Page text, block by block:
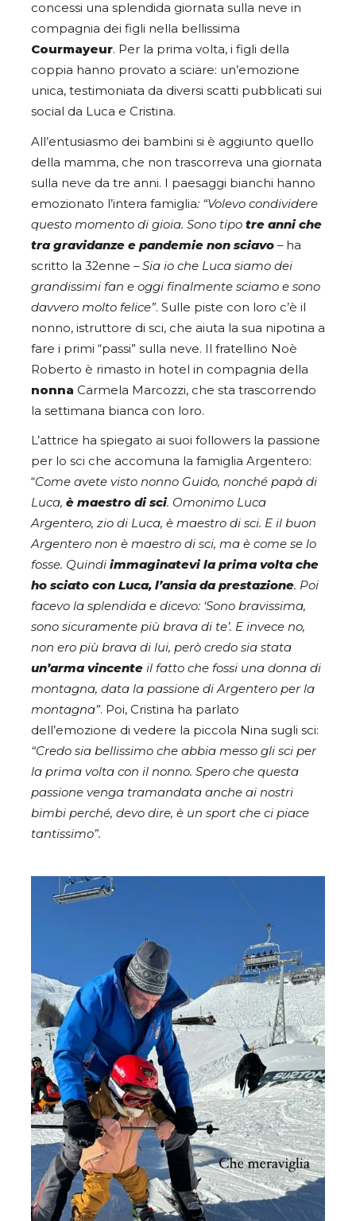
concessi una splendida giornata sulla neve in
compagnia dei figli nella bellissima
Courmayeur. Per la prima volta, i figli della
coppia hanno provato a sciare: un’emozione
unica, testimoniata da diversi scatti pubblicati sui
social da Luca e Cristina.
All’entusiasmo dei bambini si è aggiunto quello
della mamma, che non trascorreva una giornata
sulla neve da tre anni. I paesaggi bianchi hanno
emozionato l’intera famiglia: “Volevo condividere
questo momento di gioia. Sono tipo tre anni che
tra gravidanze e pandemie non sciavo – ha
scritto la 32enne –Sia io che Luca siamo dei
grandissimi fan e oggi finalmente sciamo e sono
davvero molto felice”. Sulle piste con loro c’è il
nonno, istruttore di sci, che aiuta la sua nipotina a
fare i primi “passi” sulla neve. Il fratellino Noè
Roberto è rimasto in hotel in compagnia della
nonna Carmela Marcozzi, che sta trascorrendo
la settimana bianca con loro.
L’attrice ha spiegato ai suoi followers la passione
per lo sci che accomuna la famiglia Argentero:
“Come avete visto nonno Guido, nonché papà di
Luca, è maestro di sci. Omonimo Luca
Argentero, zio di Luca, è maestro di sci. E il buon
Argentero non è maestro di sci, ma è come se lo
fosse. Quindi immaginatevi la prima volta che
ho sciato con Luca, l’ansia da prestazione. Poi
facevo la splendida e dicevo: ‘Sono bravissima,
sono sicuramente più brava di te’. E invece no,
non ero più brava di lui, però credo sia stata
un’arma vincente il fatto che fossi una donna di
montagna, data la passione di Argentero per la
montagna”. Poi, Cristina ha parlato
dell’emozione di vedere la piccola Nina sugli sci:
“Credo sia bellissimo che abbia messo gli sci per
la prima volta con il nonno. Spero che questa
passione venga tramandata anche ai nostri
bimbi perché, devo dire, è un sport che ci piace
tantissimo”.